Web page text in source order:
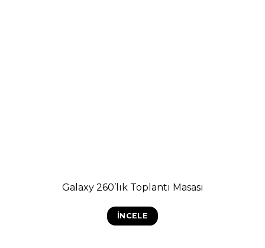
Galaxy 260’lık Toplantı Masası
İNCELE